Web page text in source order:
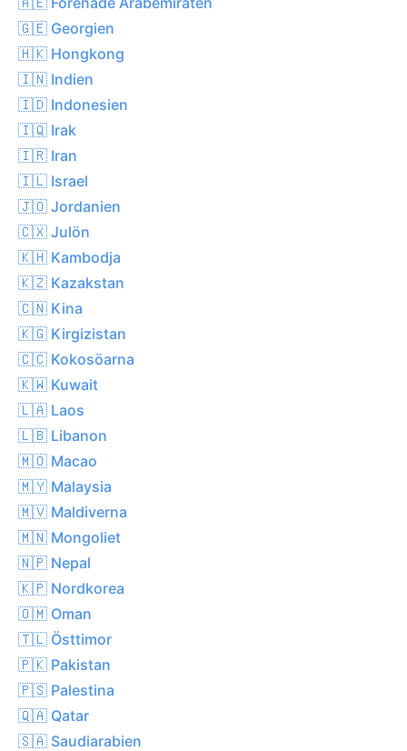
🇬🇪 Georgien
🇭🇰 Hongkong
🇮🇳 Indien
🇮🇩 Indonesien
🇮🇶 Irak
🇮🇷 Iran
🇮🇱 Israel
🇯🇴 Jordanien
🇨🇽 Julön
🇰🇭 Kambodja
🇰🇿 Kazakstan
🇨🇳 Kina
🇰🇬 Kirgizistan
🇨🇨 Kokosöarna
🇰🇼 Kuwait
🇱🇦 Laos
🇱🇧 Libanon
🇲🇴 Macao
🇲🇾 Malaysia
🇲🇻 Maldiverna
🇲🇳 Mongoliet
🇳🇵 Nepal
🇰🇵 Nordkorea
🇴🇲 Oman
🇹🇱 Östtimor
🇵🇰 Pakistan
🇵🇸 Palestina
🇶🇦 Qatar
🇸🇦 Saudiarabien